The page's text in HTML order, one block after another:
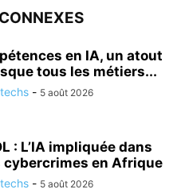
en IA, un atout
tous les métiers...
techs - 5 août 2026
: L’IA impliquée dans
cybercrimes en Afrique
techs - 5 août 2026